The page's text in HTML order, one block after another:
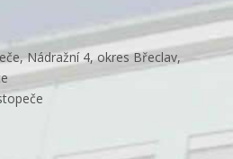
Nádražní 4, okres Břeclav,